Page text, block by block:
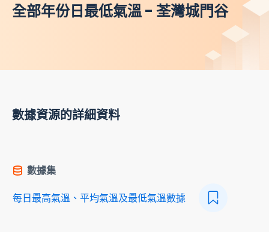
全部年份日最低氣溫 - 荃灣城門谷
數據資源的詳細資料
數據集
每日最高氣溫、平均氣溫及最低氣溫數據